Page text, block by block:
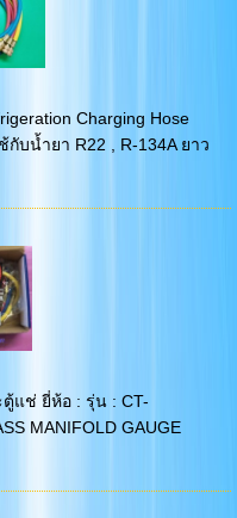
Charging Hose
บน้ำยา R22 , R-134A ยาว
ตู้แช่ ยี่ห้อ : รุ่น : CT-
MANIFOLD GAUGE